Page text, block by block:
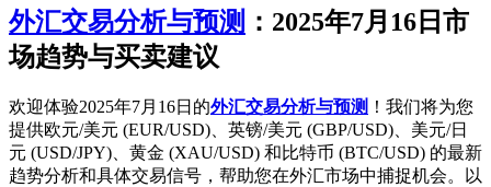
外汇交易分析与预测 ：2025年7月16日市
场趋势与买卖建议
欢迎体验2025年7月16日的外汇交易分析与预测 ！我们将为您
提供欧元/美元 (EUR/USD)、英镑/美元 (GBP/USD)、美元/日
元 (USD/JPY)、黄金 (XAU/USD) 和比特币 (BTC/USD) 的最新
趋势分析和具体交易信号，帮助您在外汇市场中捕捉机会。以